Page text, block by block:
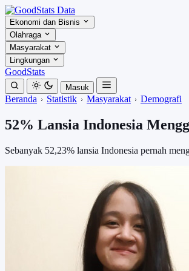
Ekonomi dan Bisnis
Olahraga
Masyarakat
Lingkungan
GoodStats
Masuk
Beranda Statistik Masyarakat Demografi
52% Lansia Indonesia
Sebanyak 52,23% lansia Indonesia pernah